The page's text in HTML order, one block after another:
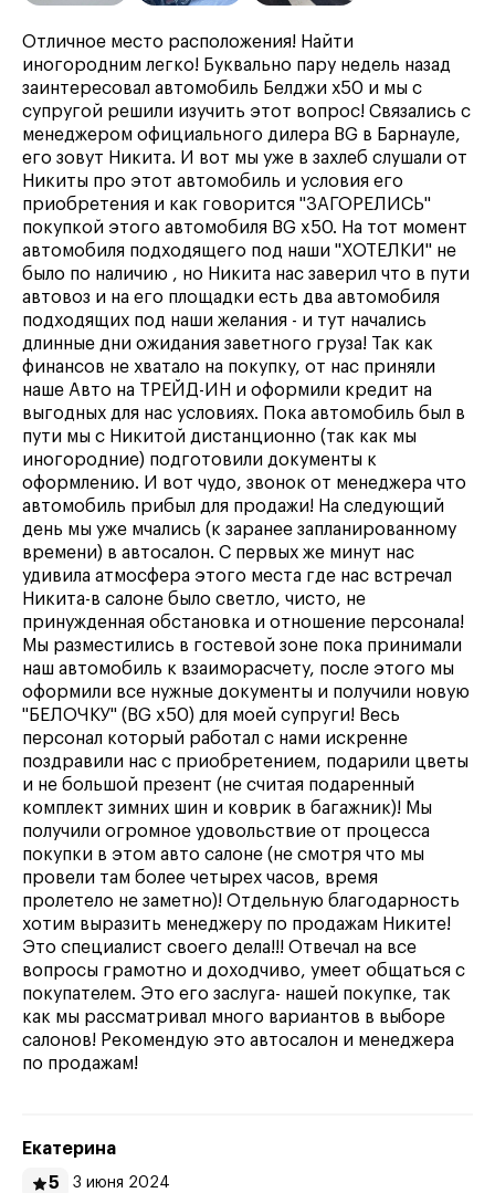
Отличное место расположения! Найти
иногородним легко! Буквально пару недель назад
заинтересовал автомобиль Белджи х50 и мы с
супругой решили изучить этот вопрос! Связались с
менеджером официального дилера BG в Барнауле,
его зовут Никита. И вот мы уже в захлеб слушали от
Никиты про этот автомобиль и условия его
приобретения и как говорится "ЗАГОРЕЛИСЬ"
покупкой этого автомобиля BG x50. На тот момент
автомобиля подходящего под наши "ХОТЕЛКИ" не
было по наличию , но Никита нас заверил что в пути
автовоз и на его площадки есть два автомобиля
подходящих под наши желания - и тут начались
длинные дни ожидания заветного груза! Так как
финансов не хватало на покупку, от нас приняли
наше Авто на ТРЕЙД-ИН и оформили кредит на
выгодных для нас условиях. Пока автомобиль был в
пути мы с Никитой дистанционно (так как мы
иногородние) подготовили документы к
оформлению. И вот чудо, звонок от менеджера что
автомобиль прибыл для продажи! На следующий
день мы уже мчались (к заранее запланированному
времени) в автосалон. С первых же минут нас
удивила атмосфера этого места где нас встречал
Никита-в салоне было светло, чисто, не
принужденная обстановка и отношение персонала!
Мы разместились в гостевой зоне пока принимали
наш автомобиль к взаиморасчету, после этого мы
оформили все нужные документы и получили новую
"БЕЛОЧКУ" (BG x50) для моей супруги! Весь
персонал который работал с нами искренне
поздравили нас с приобретением, подарили цветы
и не большой презент (не считая подаренный
комплект зимних шин и коврик в багажник)! Мы
получили огромное удовольствие от процесса
покупки в этом авто салоне (не смотря что мы
провели там более четырех часов, время
пролетело не заметно)! Отдельную благодарность
хотим выразить менеджеру по продажам Никите!
Это специалист своего дела!!! Отвечал на все
вопросы грамотно и доходчиво, умеет общаться с
покупателем. Это его заслуга- нашей покупке, так
как мы рассматривал много вариантов в выборе
салонов! Рекомендую это автосалон и менеджера
по продажам!
Екатерина
5
3 июня 2024